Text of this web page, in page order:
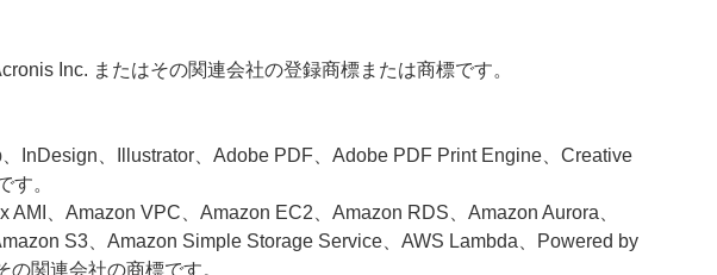
Inc. またはその関連会社の登録商標または商標です。
InDesign、Illustrator、Adobe PDF、Adobe PDF Print Engine、Creative
す。
、Amazon VPC、Amazon EC2、Amazon RDS、Amazon Aurora、
S3、Amazon Simple Storage Service、AWS Lambda、Powered by
関連会社の商標です。